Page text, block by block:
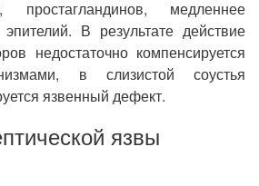
простагландинов, медленнее
эпителий. В результате действие
недостаточно компенсируется
в слизистой соустья
язвенный дефект.
язвы